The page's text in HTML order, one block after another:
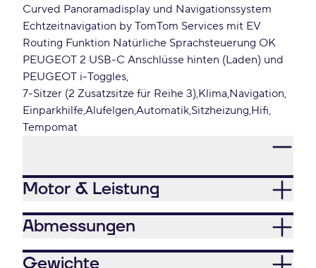
Curved Panoramadisplay und Navigationssystem
Echtzeitnavigation by TomTom Services mit EV
Routing Funktion Natürliche Sprachsteuerung OK
PEUGEOT 2 USB-C Anschlüsse hinten (Laden) und
PEUGEOT i-Toggles
7-Sitzer (2 Zusatzsitze für Reihe 3) Klima Navigation
EinparkhilfeAlufelgen Automatik Sitzheizung Hifi
Tempomat
Motor & Leistung
Abmessungen